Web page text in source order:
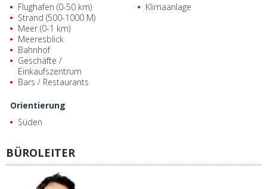
Flughafen (0-50 km)
Strand (500-1000 M)
Meer (0-1 km)
Meeresblick
Bahnhof
Geschäfte /
Einkaufszentrum
Bars / Restaurants
Klimaanlage
Orientierung
Süden
BÜROLEITER